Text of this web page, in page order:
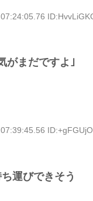
がまだですよ｣
運びできそう